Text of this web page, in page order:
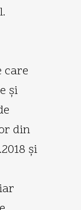
care
şi
din
şi